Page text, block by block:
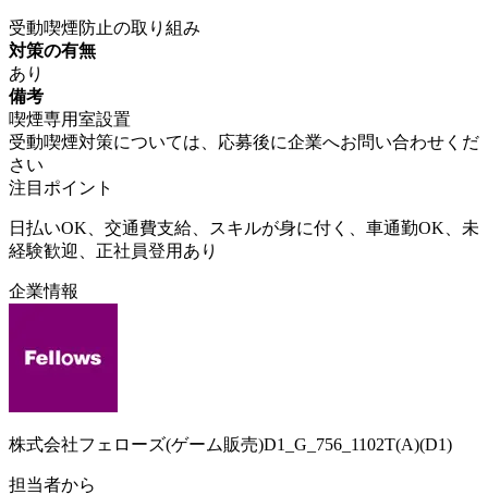
受動喫煙防止の取り組み
対策の有無
あり
備考
喫煙専用室設置
受動喫煙対策については、応募後に企業へお問い合わせくだ
さい
注目ポイント
日払いOK、交通費支給、スキルが身に付く、車通勤OK、未
経験歓迎、正社員登用あり
企業情報
株式会社フェローズ(ゲーム販売)D1_G_756_1102T(A)(D1)
担当者から